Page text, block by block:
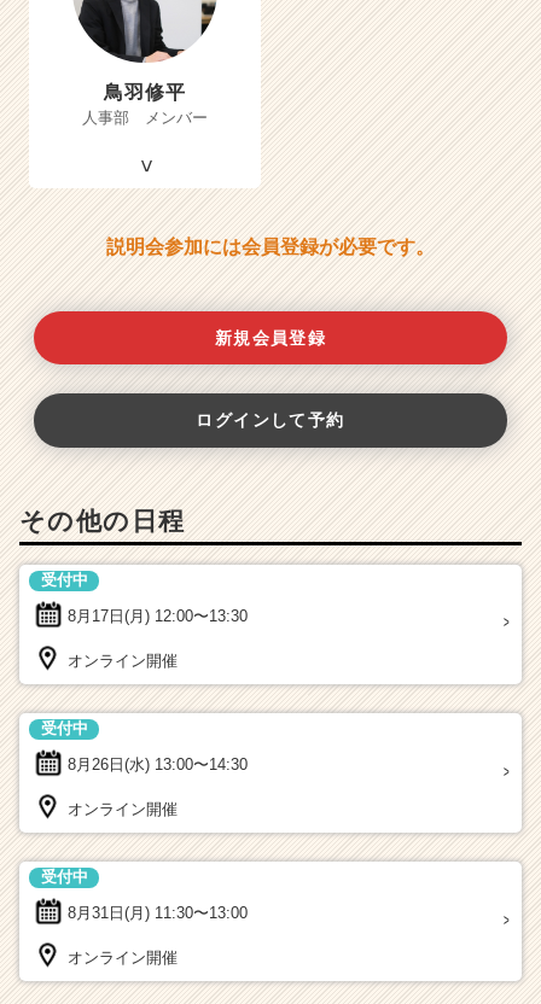
鳥羽修平
人事部 メンバー
説明会参加には会員登録が必要です。
新規会員登録
ログインして予約
その他の日程
8月17日(月) 12:00〜13:30
受付中
オンライン開催
8月26日(水) 13:00〜14:30
受付中
オンライン開催
8月31日(月) 11:30〜13:00
受付中
オンライン開催